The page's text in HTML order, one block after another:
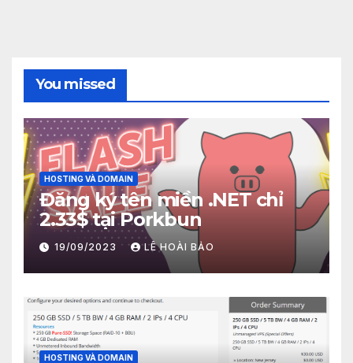
You missed
HOSTING VÀ DOMAIN
Đăng ký tên miền .NET chỉ
2.33$ tại Porkbun
19/09/2023 LÊ HOÀI BẢO
HOSTING VÀ DOMAIN